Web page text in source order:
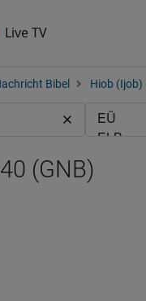
Live TV
Bibel Hiob (Ijob)
(GNB)